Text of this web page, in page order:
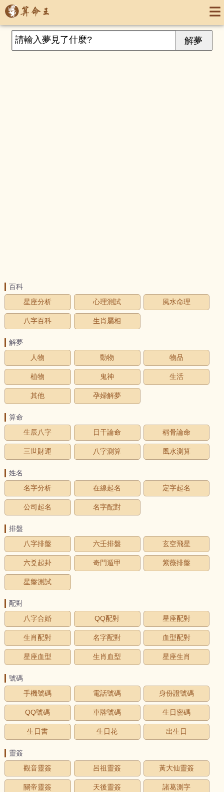
百科
星座分析
心理測試 風水命理
八字百科 生肖屬相
解夢
人物
動物 物品
植物 鬼神 生活
其他 孕婦解夢
算命
生辰八字
日干論命 稱骨論命
三世財運 八字測算 風水測算
姓名
名字分析
在線起名 定字起名
公司起名 名字配對
排盤
八字排盤
六壬排盤 玄空飛星
六爻起卦 奇門遁甲 紫薇排盤
星盤測試
配對
八字合婚
QQ配對 星座配對
生肖配對 名字配對 血型配對
星座血型 生肖血型 星座生肖
號碼
手機號碼
電話號碼 身份證號碼
QQ號碼 車牌號碼 生日密碼
生日書 生日花 出生日
靈簽
觀音靈簽
呂祖靈簽 黃大仙靈簽
關帝靈簽 天後靈簽 諸葛測字